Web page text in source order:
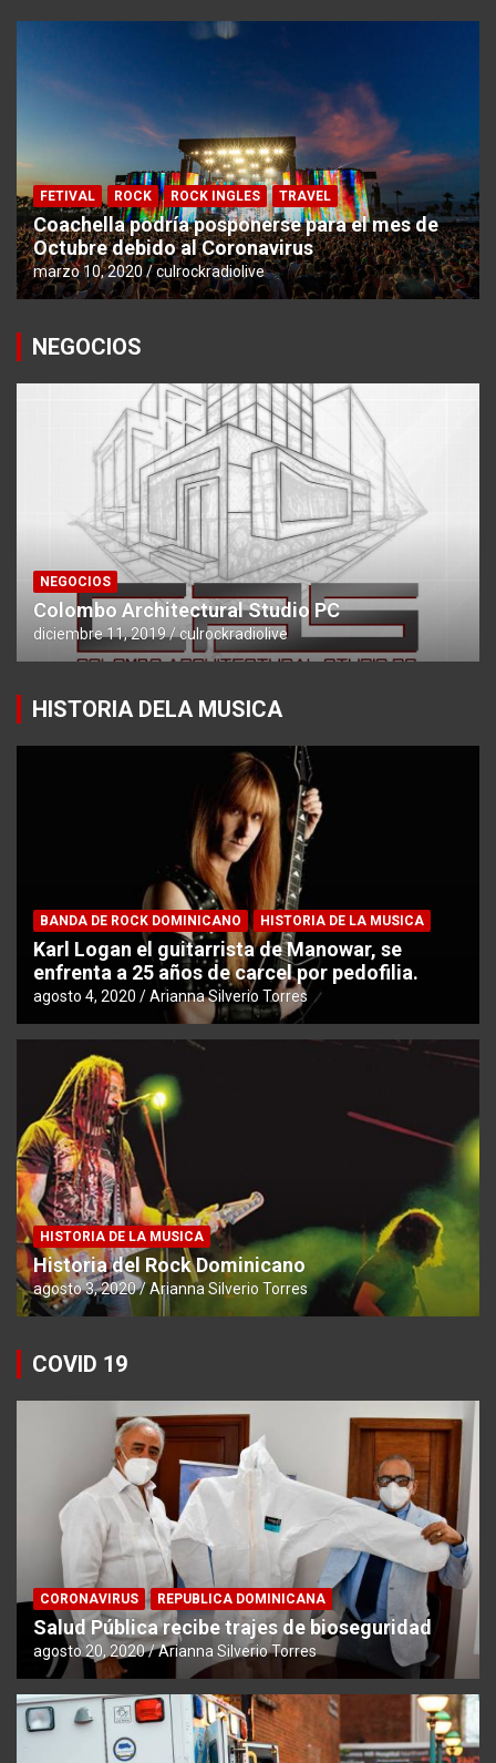
FETIVAL ROCK ROCK INGLES TRAVEL
Coachella podría posponerse para el mes de
Octubre debido al Coronavirus
marzo 10, 2020 culrockradiolive
NEGOCIOS
NEGOCIOS
Colombo Architectural Studio PC
diciembre 11, 2019 culrockradiolive
HISTORIA DELA MUSICA
BANDA DE ROCK DOMINICANO HISTORIA DE LA MUSICA
Karl Logan el guitarrista de Manowar, se
enfrenta a 25 años de carcel por pedofilia.
agosto 4, 2020 Arianna Silverio Torres
HISTORIA DE LA MUSICA
Historia del Rock Dominicano
agosto 3, 2020 Arianna Silverio Torres
COVID 19
CORONAVIRUS REPUBLICA DOMINICANA
Salud Pública recibe trajes de bioseguridad
agosto 20, 2020 Arianna Silverio Torres